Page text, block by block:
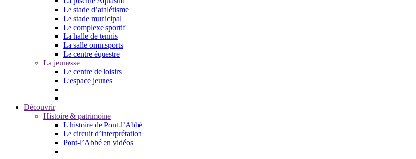
Le stade d’athlétisme
Le stade municipal
Le complexe sportif
La halle de tennis
La salle omnisports
Le centre équestre
La jeunesse
Le centre de loisirs
L’espace jeunes
Découvrir
Histoire & patrimoine
L’histoire de Pont-l’Abbé
Le circuit d’interprétation
Pont-l’Abbé en vidéos